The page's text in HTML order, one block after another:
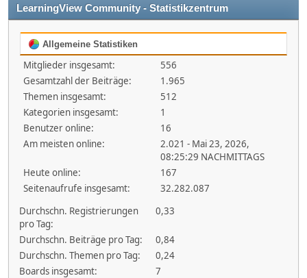
LearningView Community - Statistikzentrum
Allgemeine Statistiken
Mitglieder insgesamt:
556
Gesamtzahl der Beiträge:
1.965
Themen insgesamt:
512
Kategorien insgesamt:
1
Benutzer online:
16
Am meisten online:
2.021 - Mai 23, 2026,
08:25:29 NACHMITTAGS
Heute online:
167
Seitenaufrufe insgesamt:
32.282.087
Durchschn. Registrierungen
pro Tag:
0,33
Durchschn. Beiträge pro Tag:
0,84
Durchschn. Themen pro Tag:
0,24
Boards insgesamt:
7